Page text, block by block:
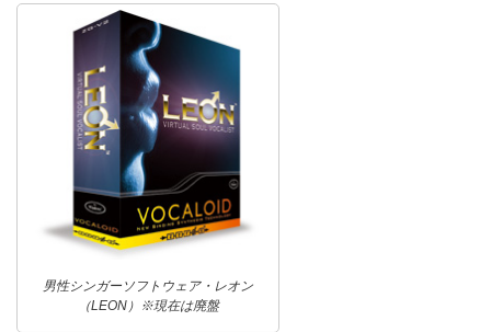
男性シンガーソフトウェア・レオン
（LEON）※現在は廃盤